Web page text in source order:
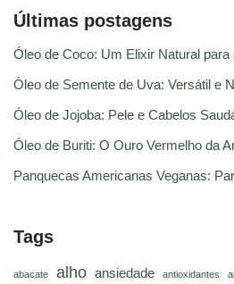
Últimas postagens
Óleo de Coco: Um Elixir Natural
Óleo de Semente de Uva: Versátil e
Óleo de Jojoba: Pele e Cabelos
Óleo de Buriti: O Ouro Vermelho da
Panquecas Americanas Veganas:
Tags
abacate alho ansiedade antioxidantes